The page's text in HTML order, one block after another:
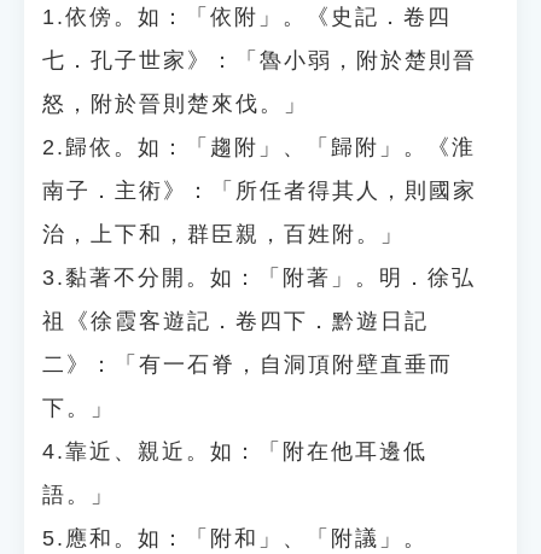
1.依傍。如：「依附」。《史記．卷四
七．孔子世家》：「魯小弱，附於楚則晉
怒，附於晉則楚來伐。」
2.歸依。如：「趨附」、「歸附」。《淮
南子．主術》：「所任者得其人，則國家
治，上下和，群臣親，百姓附。」
3.黏著不分開。如：「附著」。明．徐弘
祖《徐霞客遊記．卷四下．黔遊日記
二》：「有一石脊，自洞頂附壁直垂而
下。」
4.靠近、親近。如：「附在他耳邊低
語。」
5.應和。如：「附和」、「附議」。